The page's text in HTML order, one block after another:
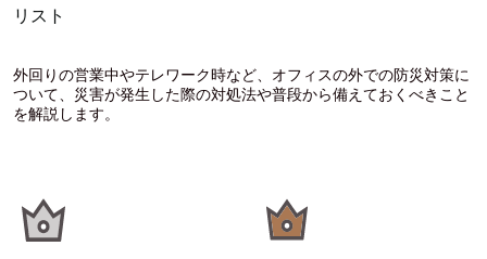
リスト
外回りの営業中やテレワーク時など、オフィスの外での防災対策に
ついて、災害が発生した際の対処法や普段から備えておくべきこと
を解説します。